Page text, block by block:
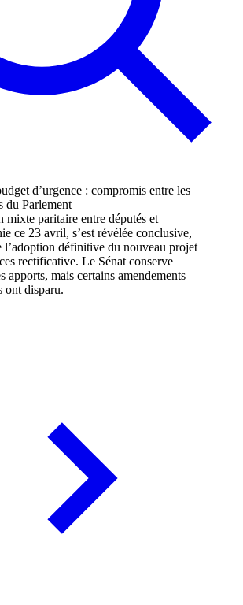
mixte paritaire entre députés et
ce 23 avril, s’est révélée conclusive,
l’adoption définitive du nouveau projet
rectificative. Le Sénat conserve
apports, mais certains amendements
ont disparu.